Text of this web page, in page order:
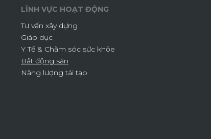
LĨNH VỰC HOẠT ĐỘNG
Tư vấn xây dựng
Giáo dục
Y Tế & Chăm sóc sức khỏe
Bất động sản
Năng lượng tái tạo